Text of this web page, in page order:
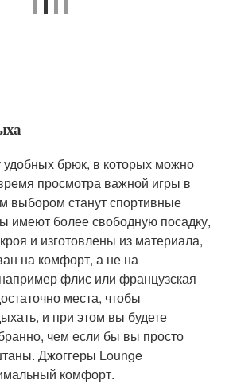
брюк, в которых можно
просмотра важной игры в
выбором станут спортивные
имеют более свободную посадку,
и изготовлены из материала,
на комфорт, а не на
флис или французская
места, чтобы
и при этом вы будете
чем если бы вы просто
Джоггеры Lounge
комфорт.